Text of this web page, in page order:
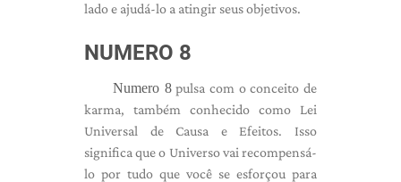
lado e ajudá-lo a atingir seus objetivos.
NUMERO 8
Numero 8pulsa com o conceito de
karma, também conhecido como Lei
Universal de Causa e Efeitos. Isso
significa que o Universo vai recompensá-
lo por tudo que você se esforçou para